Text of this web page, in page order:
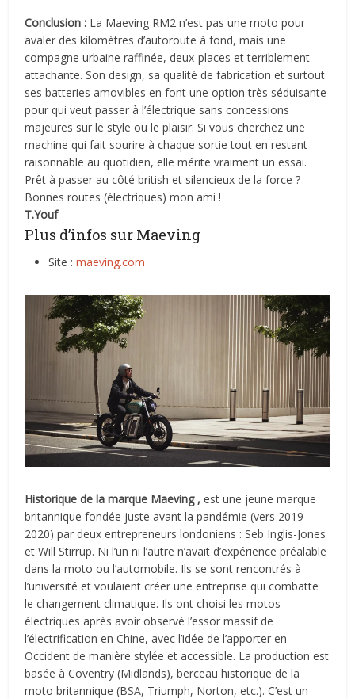
Conclusion : La Maeving RM2 n’est pas une moto pour
avaler des kilomètres d’autoroute à fond, mais une
compagne urbaine raffinée, deux-places et terriblement
attachante. Son design, sa qualité de fabrication et surtout
ses batteries amovibles en font une option très séduisante
pour qui veut passer à l’électrique sans concessions
majeures sur le style ou le plaisir.Si vous cherchez une
machine qui fait sourire à chaque sortie tout en restant
raisonnable au quotidien, elle mérite vraiment un essai.
Prêt à passer au côté british et silencieux de la force ?
Bonnes routes (électriques) mon ami !
T.Youf
Plus d’infos sur Maeving
Site :maeving.com
Historique de la marque Maeving , est une jeune marque
britannique fondée juste avant la pandémie (vers 2019-
2020) par deux entrepreneurs londoniens :Seb Inglis-Jones
etWill Stirrup. Ni l’un ni l’autre n’avait d’expérience préalable
dans la moto ou l’automobile. Ils se sont rencontrés à
l’université et voulaient créer une entreprise qui combatte
le changement climatique. Ils ont choisi lesmotos
électriques après avoir observé l’essor massif de
l’électrification en Chine, avec l’idée de l’apporter en
Occident de manière stylée et accessible. La production est
basée àCoventry (Midlands), berceau historique de la
moto britannique (BSA, Triumph, Norton, etc.). C’est un